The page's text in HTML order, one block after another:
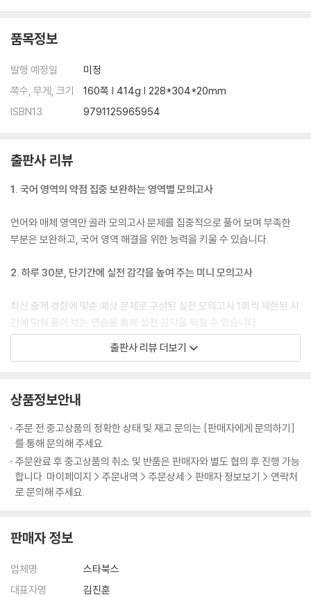
품목정보
발행 예정일
미정
쪽수, 무게, 크기
160쪽 | 414g | 228*304*20mm
ISBN13
9791125965954
출판사 리뷰
1. 국어 영역의 약점 집중 보완하는 영역별 모의고사
언어와 매체 영역만 골라 모의고사 문제를 집중적으로 풀어 보며 부족한
부분은 보완하고, 국어 영역 해결을 위한 능력을 키울 수 있습니다.
2. 하루 30분, 단기간에 실전 감각을 높여 주는 미니 모의고사
최신 출제 경향에 맞춘 예상 문제로 구성된 실전 모의고사 1회씩 제한된 시
간에 맞춰 풀어 보는 연습을 통해 실전 감각을 익힐 수 있습니다.
3. 피드백을 통해 학습 효과를 높이는 고단백 미니 모의고사
와 꼭 알아두어야 할 개념어를 정리하여 제시합니다.
출판사 리뷰 더보기
상품정보안내
주문 전 중고상품의 정확한 상태 및 재고 문의는 [판매자에게 문의하기]
를 통해 문의해 주세요.
주문완료 후 중고상품의 취소 및 반품은 판매자와 별도 협의 후 진행 가능
합니다. 마이페이지 > 주문내역 > 주문상세 > 판매자 정보보기 > 연락처
로 문의해 주세요.
판매자 정보
업체명
스타북스
대표자명
김진훈